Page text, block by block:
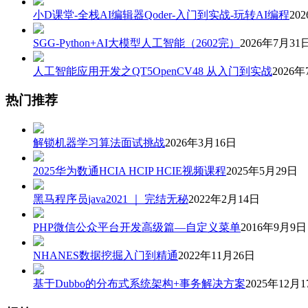
小D课堂-全栈AI编辑器Qoder-入门到实战-玩转AI编程
SGG-Python+AI大模型人工智能（2602完） 2026年7月31日
人工智能应用开发之QT5OpenCV48 从入门到实战2026年
热门推荐
解锁机器学习算法面试挑战2026年3月16日
2025华为数通HCIA HCIP HCIE视频课程2025年5月29日
黑马程序员java2021 ｜ 完结无秘2022年2月14日
PHP微信公众平台开发高级篇—自定义菜单2016年9月9日
NHANES数据挖掘入门到精通2022年11月26日
基于Dubbo的分布式系统架构+事务解决方案2025年12月